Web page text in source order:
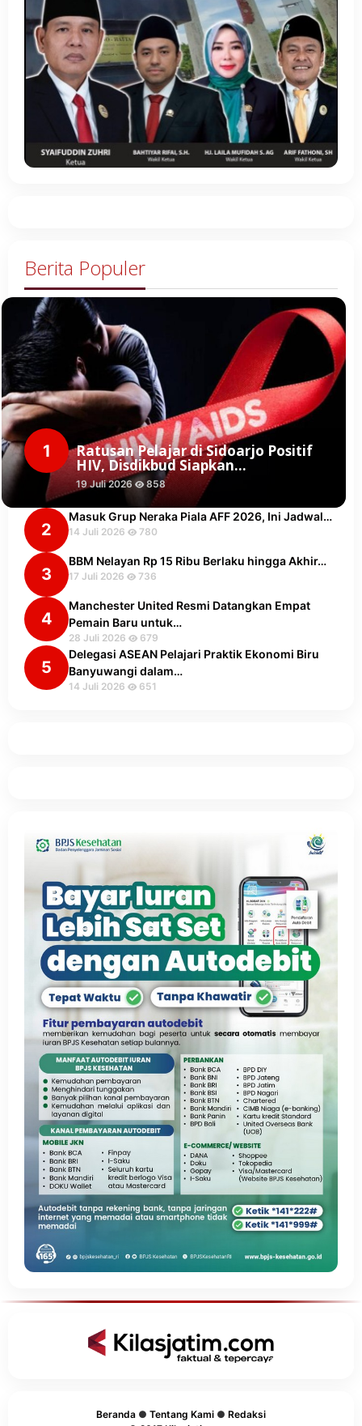
Berita Populer
1 Ratusan Pelajar di Sidoarjo Positif
HIV, Disdikbud Siapkan…
19 Juli 2026 858
2
Masuk Grup Neraka Piala AFF 2026, Ini Jadwal…
14 Juli 2026 780
3
BBM Nelayan Rp 15 Ribu Berlaku hingga Akhir…
17 Juli 2026 736
4
Manchester United Resmi Datangkan Empat
Pemain Baru untuk…
28 Juli 2026 679
5
Delegasi ASEAN Pelajari Praktik Ekonomi Biru
Banyuwangi dalam…
14 Juli 2026 651
Beranda ● Tentang Kami ● Redaksi